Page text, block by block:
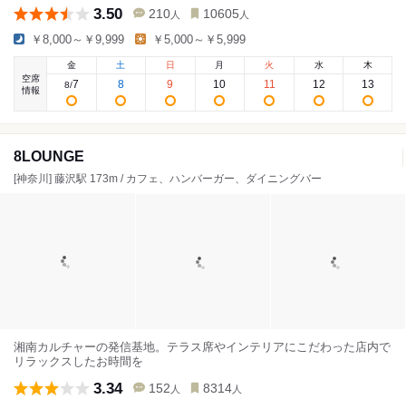
3.50 210 人 10605 人
￥8,000～￥9,999 ￥5,000～￥5,999
空席
情報
金
8/7
土
8
日
9
月
10
火
11
水
12
木
13
8LOUNGE
[神奈川] 藤沢駅 173m / カフェ、ハンバーガー、ダイニングバー
湘南カルチャーの発信基地。テラス席やインテリアにこだわった店内で
リラックスしたお時間を
3.34 152 人 8314 人